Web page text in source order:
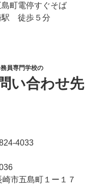
町電停すぐそば
駅 徒歩５分
員専門学校の
い合わせ先
4033
市五島町１ー１７